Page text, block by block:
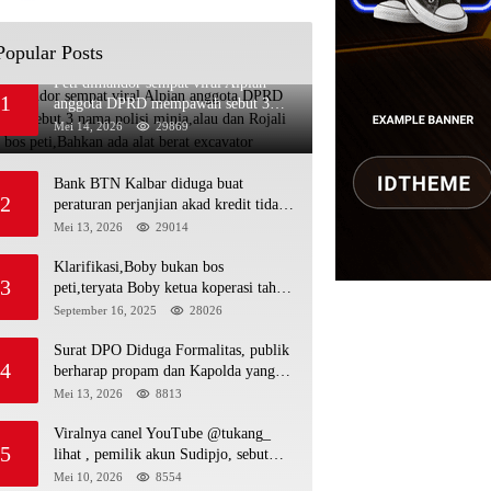
Posts
1
Peti dimandor sempat viral Alpian
anggota DPRD mempawah sebut 3
nama polisi minja,alau dan Rojali
sebagai bos peti,Bahkan ada alat berat
Mei 14, 2026 29869
2
Bank BTN Kalbar diduga buat
peraturan perjanjian akad kredit tidak
mengikuti KUHPerdata debitur awam
dasar hukum
Mei 13, 2026 29014
3
Klarifikasi,Boby bukan bos
peti,teryata Boby ketua koperasi tahta
kencana hulu
September 16, 2025 28026
4
Surat DPO Diduga Formalitas, publik
berharap propam dan Kapolda yang
baru periksa si penerbit surat serta Aph
Mei 13, 2026 8813
5
Viralnya canel YouTube @tukang_
lihat , pemilik akun Sudipjo, sebut
salah satu oknum anggota DPRD
Mei 10, 2026 8554